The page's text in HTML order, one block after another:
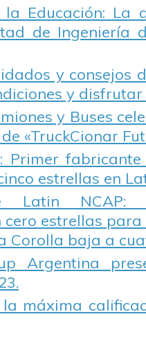
Educación: La
de Ingeniería
y consejos
y disfrutar
y Buses
«TruckCionar
Primer
estrellas en
Latin NCAP:
estrellas para
Corolla baja a
Argentina
máxima